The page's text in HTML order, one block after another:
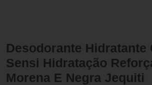
Desodorante Hidratante
Sensi Hidratação
Morena E Negra Jequiti